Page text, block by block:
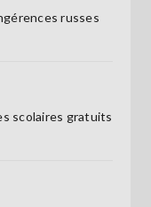
russes
scolaires gratuits